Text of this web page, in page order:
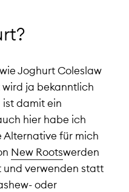
Joghurt Coleslaw
ja bekanntlich
damit ein
hier habe ich
Alternative für mich
New Rootswerden
verwenden statt
oder